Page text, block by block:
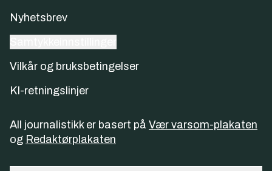
Nyhetsbrev
Vilkår og bruksbetingelser
KI-retningslinjer
All journalistikk er basert på Vær varsom-plakaten
og Redaktørplakaten